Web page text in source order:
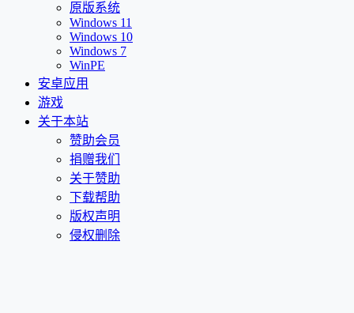
原版系统
Windows 11
Windows 10
Windows 7
WinPE
安卓应用
游戏
关于本站
赞助会员
捐赠我们
关于赞助
下载帮助
版权声明
侵权删除